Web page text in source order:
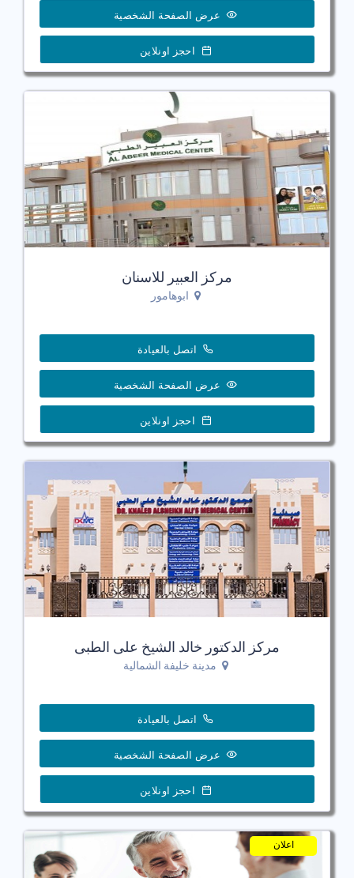
عرض الصفحة الشخصية
احجز اونلاين
مركز العبير للاسنان
ابوهامور
اتصل بالعيادة
عرض الصفحة الشخصية
احجز اونلاين
مركز الدكتور خالد الشيخ على الطبى
مدينة خليفة الشمالية
اتصل بالعيادة
عرض الصفحة الشخصية
احجز اونلاين
اعلان